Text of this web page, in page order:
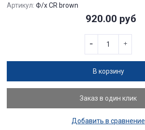
Артикул: Ф/х CR brown
920.00 руб
В корзину
Заказ в один клик
Добавить в сравнение